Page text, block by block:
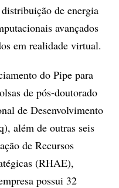
de energia
avançados
em realidade virtual.
do Pipe para
de pós-doutorado
de Desenvolvimento
além de outras seis
de Recursos
(RHAE),
possui 32